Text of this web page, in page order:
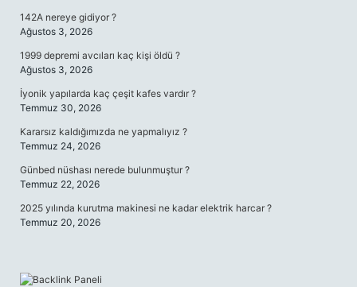
142A nereye gidiyor ?
Ağustos 3, 2026
1999 depremi avcıları kaç kişi öldü ?
Ağustos 3, 2026
İyonik yapılarda kaç çeşit kafes vardır ?
Temmuz 30, 2026
Kararsız kaldığımızda ne yapmalıyız ?
Temmuz 24, 2026
Günbed nüshası nerede bulunmuştur ?
Temmuz 22, 2026
2025 yılında kurutma makinesi ne kadar elektrik harcar ?
Temmuz 20, 2026